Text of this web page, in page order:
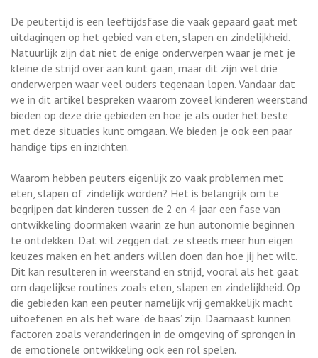
De peutertijd is een leeftijdsfase die vaak gepaard gaat met
uitdagingen op het gebied van eten, slapen en zindelijkheid.
Natuurlijk zijn dat niet de enige onderwerpen waar je met je
kleine de strijd over aan kunt gaan, maar dit zijn wel drie
onderwerpen waar veel ouders tegenaan lopen. Vandaar dat
we in dit artikel bespreken waarom zoveel kinderen weerstand
bieden op deze drie gebieden en hoe je als ouder het beste
met deze situaties kunt omgaan. We bieden je ook een paar
handige tips en inzichten.
Waarom hebben peuters eigenlijk zo vaak problemen met
eten, slapen of zindelijk worden? Het is belangrijk om te
begrijpen dat kinderen tussen de 2 en 4 jaar een fase van
ontwikkeling doormaken waarin ze hun autonomie beginnen
te ontdekken. Dat wil zeggen dat ze steeds meer hun eigen
keuzes maken en het anders willen doen dan hoe jij het wilt.
Dit kan resulteren in weerstand en strijd, vooral als het gaat
om dagelijkse routines zoals eten, slapen en zindelijkheid. Op
die gebieden kan een peuter namelijk vrij gemakkelijk macht
uitoefenen en als het ware ‘de baas’ zijn. Daarnaast kunnen
factoren zoals veranderingen in de omgeving of sprongen in
de emotionele ontwikkeling ook een rol spelen.